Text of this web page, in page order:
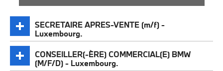
SECRETAIRE APRES-VENTE (m/f) -
Luxembourg.
CONSEILLER(-ÈRE) COMMERCIAL(E) BMW
(M/F/D) - Luxembourg.